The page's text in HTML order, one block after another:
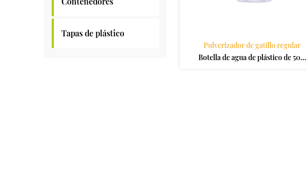
Tapas de plástico
Pulverizador de gatillo regular
Botella de agua de plástico de 500